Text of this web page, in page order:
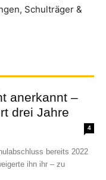
Schulträger &
anerkannt –
drei Jahre
4
bereits 2022
ihn ihr – zu